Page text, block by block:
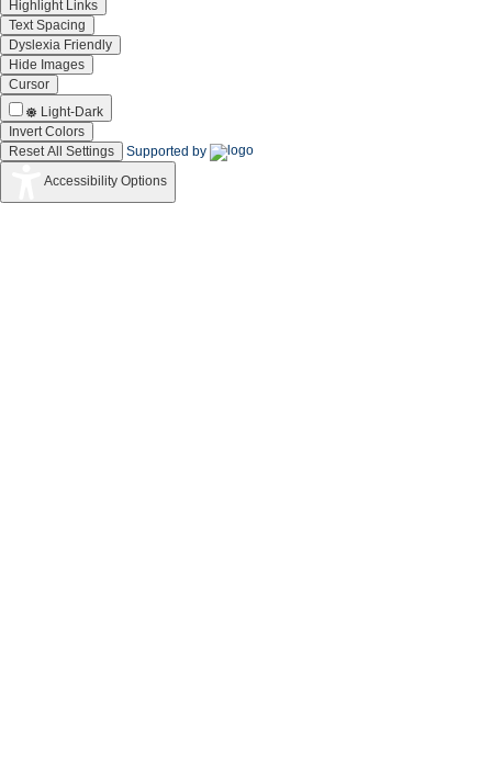
Highlight Links
Text Spacing
Dyslexia Friendly
Hide Images
Cursor
Light-Dark
Invert Colors
Reset All Settings
Supported by
Accessibility Options